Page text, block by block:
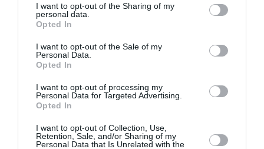
I want to opt-out of the Sharing of my
personal data.
Opted In
I want to opt-out of the Sale of my
Personal Data.
Opted In
I want to opt-out of processing my
Personal Data for Targeted Advertising.
Opted In
I want to opt-out of Collection, Use,
Retention, Sale, and/or Sharing of my
Personal Data that Is Unrelated with the
Σχετικά Άρθρα
07/08/2026 09:58